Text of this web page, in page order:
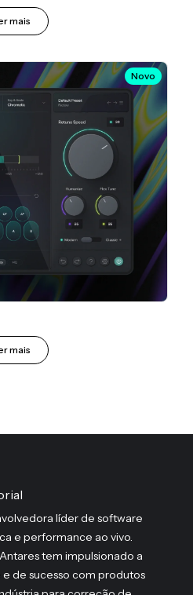
mais
Novo
mais
líder de software
e performance ao vivo.
tem impulsionado a
e de sucesso com produtos